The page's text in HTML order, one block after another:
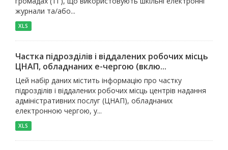
журнали та/або...
XLS
Частка підрозділів і віддалених робочих місць
ЦНАП, обладнаних е-чергою (вклю...
Цей набір даних містить інформацію про частку
підрозділів і віддалених робочих місць центрів надання
адміністративних послуг (ЦНАП), обладнаних
електронною чергою, у...
XLS